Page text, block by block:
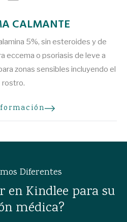
CALMANTE
5%, sin esteroides y de
eccema o psoriasis de leve a
zonas sensibles incluyendo el
rostro.
CREMA CALMANTE
Diferentes
en Kindlee para su
médica?